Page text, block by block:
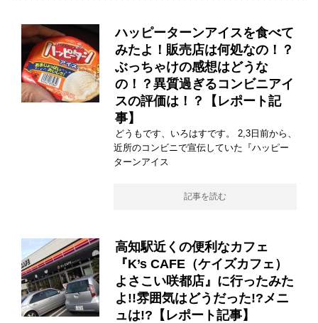
ハッピーターンアイスを食べて
みたよ！販売店は何処なの！？
ぶっちゃけの感想はどうな
の！？異質過ぎるコンビニアイ
スの評価は！？【レポート記
事】
どうもです、いろはすです。 2,3日前から、
近所のコンビニで宣伝していた『ハッピー
ターンアイス
記事を読む
高知駅近くの便利なカフェ
『K’s CAFE（ケイズカフェ）
よさこい咲都店』に行ったみた
よ!!雰囲気はどうだった!?メニ
ュは!?【レポート記事】